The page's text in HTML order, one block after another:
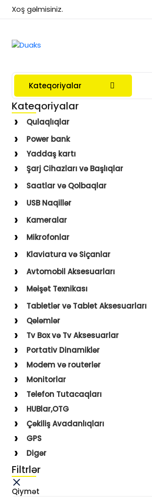
Xoş gəlmisiniz.
Kateqoriyalar
Kateqoriyalar
Qulaqlıqlar
Simli Qulaqlıqlar
Simsiz Qulaqlıqlar
Qulaqüstü
Power bank
Yaddaş kartı
Şarj Cihazları və Başlıqlar
Simsiz
Simli
Saatlar və Qolbaqlar
Saatlar
Saat Qolbaqları
USB Naqillər
Type-C–Lightning
USB–Type-C
USB–Lightning
USB–Micro
Kameralar
Action kameralar (Sport)
Uşaq Kameraları
Mikrofonlar
Karaoke Mikrofonları
Yaxa Mikrofonları
Klaviatura və Siçanlar
Klaviatura və Siçan
Mousepad
Avtomobil Aksesuarları
Digər Aksesuarlar
Holder
FM Modulyatorlar
Avto Başlıq
Məişət Texnikası
Saçqırxan, Üzqırxan
Sobalar
Fenlər
Blender, Toster, Kettle
Tabletlər və Tablet Aksesuarları
Qələmlər
Tv Box və Tv Aksesuarlar
Portativ Dinamiklər
Modem və routerlər
Monitorlar
Telefon Tutacaqları
HUBlar,OTG
Çəkiliş Avadanlıqları
GPS
Digər
Filtrlər
Qiymət